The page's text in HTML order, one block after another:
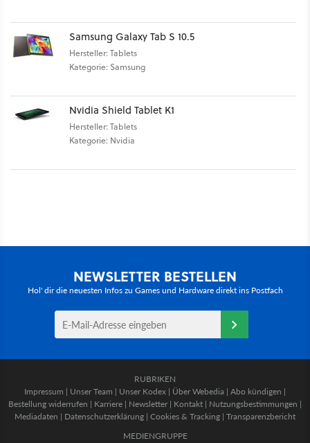
Samsung Galaxy Tab S 10.5
Hersteller: Tablets
Kategorie: Samsung
Nvidia Shield Tablet K1
Hersteller: Tablets
Kategorie: Nvidia
NEWSLETTER BESTELLEN
Hol' dir die neuesten Infos zu Games und Hardware direkt ins Postfach
RUBRIKEN
Impressum | Unser Team | Unser Kodex | Über Webedia | Abo kündigen |
Bestellung widerrufen | Karriere | Newsletter | Kontakt | Nutzungsbestimmungen |
Mediadaten | Datenschutzerklärung | Cookies & Tracking | Transparenzbericht
MEDIENGRUPPE